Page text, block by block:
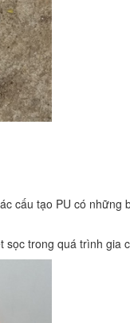
cấu tạo PU có những
sọc trong quá trình gia